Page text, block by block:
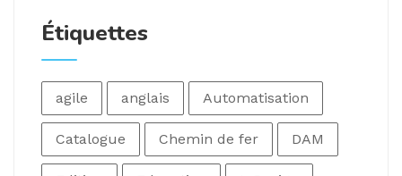
Étiquettes
agile anglais Automatisation
Catalogue Chemin de fer DAM